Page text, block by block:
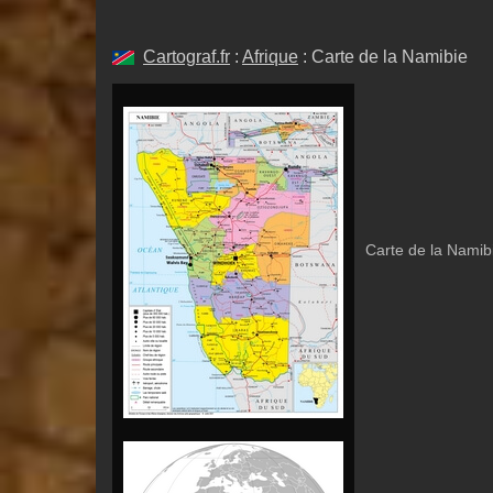
Cartograf.fr : Afrique : Carte de la Namibie
Carte de la